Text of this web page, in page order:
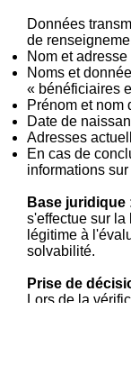
Données
de
Nom et
Noms et
« bénéficiaires
Prénom et nom
Date de
Adresses
En cas de
informations
Base juridique
s'effectue sur la
légitime à
solvabilité.
Prise de
Lors de la